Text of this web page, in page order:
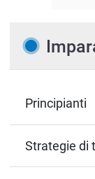
Principianti
Strategie di